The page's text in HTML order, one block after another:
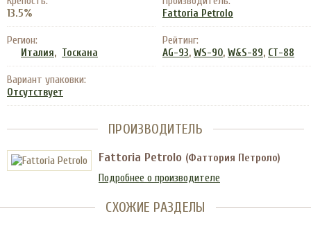
13.5%
Fattoria Petrolo
Регион:
Италия, Тоскана
Рейтинг:
AG-93, WS-90, W&S-89, CT-88
Вариант упаковки:
Отсутствует
ПРОИЗВОДИТЕЛЬ
Fattoria Petrolo (Фаттория Петроло)
Подробнее о производителе
СХОЖИЕ РАЗДЕЛЫ